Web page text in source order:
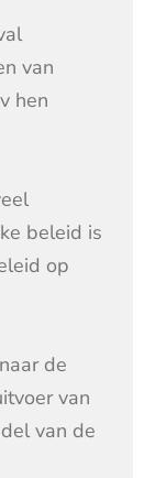
van
hen
beleid is
op
de
van
van de